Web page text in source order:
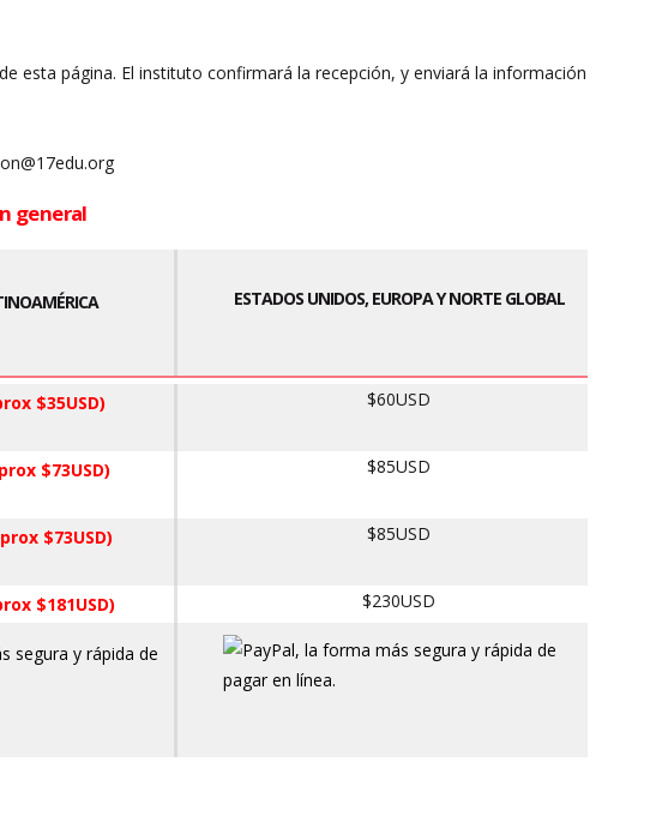
esta página. El instituto confirmará la recepción, y enviará la información
general
ESTADOS UNIDOS, EUROPA Y NORTE GLOBAL
$35USD) $60USD
$73USD) $85USD
$73USD) $85USD
$181USD) $230USD